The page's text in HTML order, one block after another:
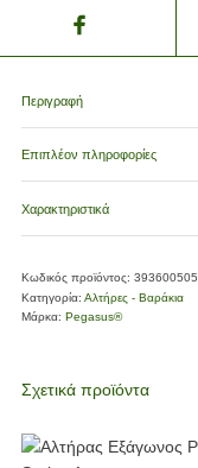
Περιγραφή
Επιπλέον πληροφορίες
Χαρακτηριστικά
Κωδικός προϊόντος: 393600505
Κατηγορία: Αλτήρες - Βαράκια
Μάρκα: Pegasus®
Σχετικά προϊόντα